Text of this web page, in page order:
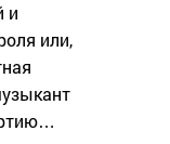
и
или,